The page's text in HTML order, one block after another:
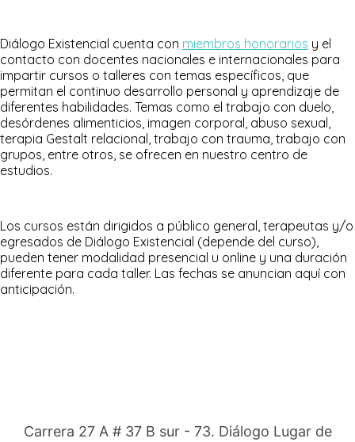
Diálogo Existencial cuenta con miembros honorarios y el
contacto con docentes nacionales e internacionales para
impartir cursos o talleres con temas específicos, que
permitan el continuo desarrollo personal y aprendizaje de
diferentes habilidades. Temas como el trabajo con duelo,
desórdenes alimenticios, imagen corporal, abuso sexual,
terapia Gestalt relacional, trabajo con trauma, trabajo con
grupos, entre otros, se ofrecen en nuestro centro de
estudios.
Los cursos están dirigidos a público general, terapeutas y/o
egresados de Diálogo Existencial (depende del curso),
pueden tener modalidad presencial u online y una duración
diferente para cada taller. Las fechas se anuncian aquí con
anticipación.
Carrera 27 A # 37 B sur - 73. Diálogo Lugar de